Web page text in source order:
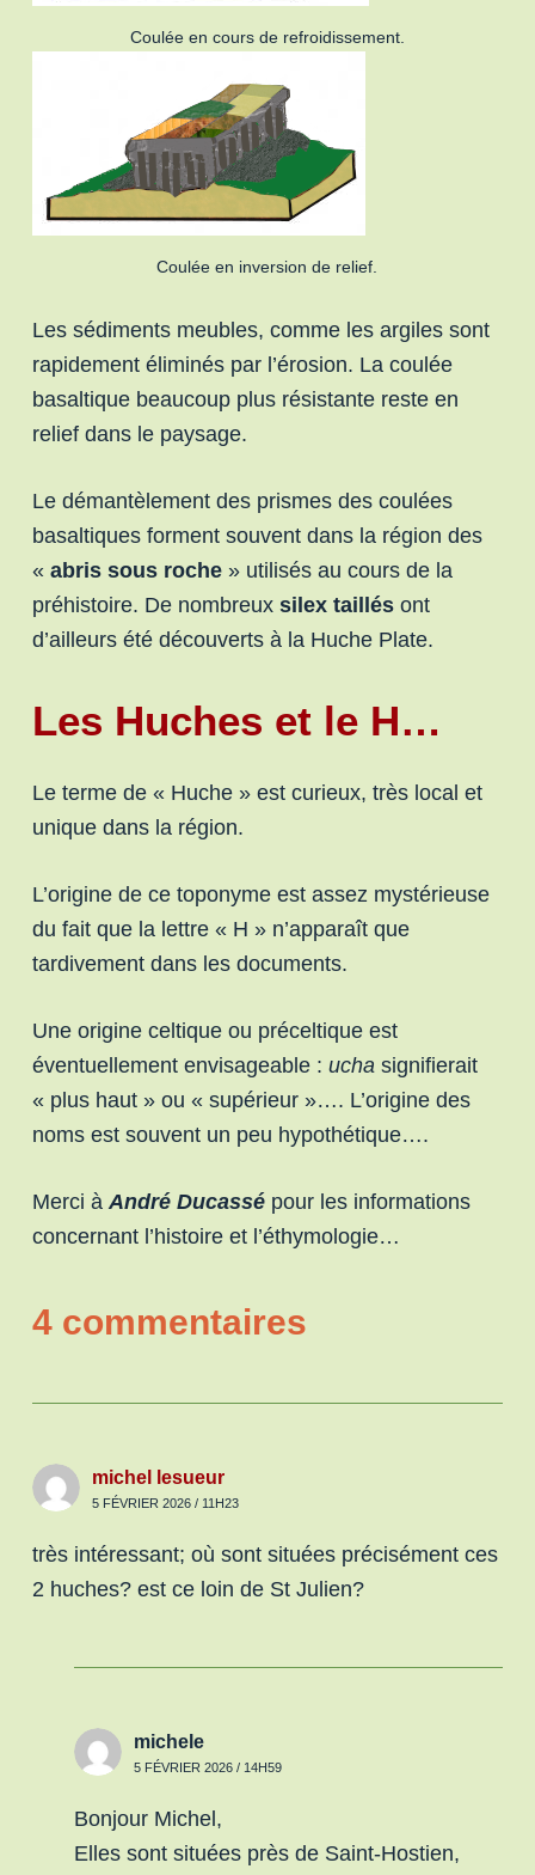
Coulée en cours de refroidissement.
Coulée en inversion de relief.
Les sédiments meubles, comme les argiles sont
rapidement éliminés par l’érosion. La coulée
basaltique beaucoup plus résistante reste en
relief dans le paysage.
Le démantèlement des prismes des coulées
basaltiques forment souvent dans la région des
« abris sous roche» utilisés au cours de la
préhistoire. De nombreux silex taillés ont
d’ailleurs été découverts à la Huche Plate.
Les Huches et le H…
Le terme de « Huche » est curieux, très local et
unique dans la région.
L’origine de ce toponyme est assez mystérieuse
du fait que la lettre « H » n’apparaît que
tardivement dans les documents.
Une origine celtique ou préceltique est
éventuellement envisageable : ucha signifierait
« plus haut » ou « supérieur »…. L’origine des
noms est souvent un peu hypothétique….
Merci àAndré Ducassé pour les informations
concernant l’histoire et l’éthymologie…
4 commentaires
michel lesueur
5 FÉVRIER 2026 / 11H23
très intéressant; où sont situées précisément ces
2 huches? est ce loin de St Julien?
michele
5 FÉVRIER 2026 / 14H59
Bonjour Michel,
Elles sont situées près de Saint-Hostien,